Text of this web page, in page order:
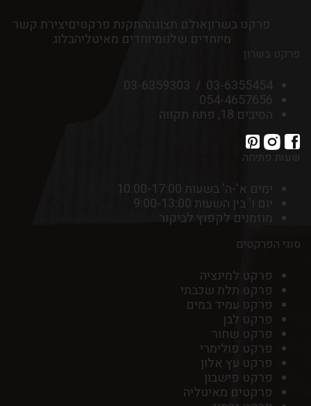
פרקט בשרוןאולם תצוגההתקנת פרקטיםיצירת קשר
מיוחדים שלנומיוחדים מאיטליהבלוג
פרקט בשרון
03-6355454
/
03-6359303
054-4657656
הסיבים 18, פתח תקווה
שעות פתיחה
ימים א'-ה' בשעות 10:00-17:00
יום ו' בין השעות 9:00-13:00
מוזמנים לקפוץ לביקור
סוגי הפרקטים
פרקט למינציה
פרקט תלת שכבתי
פרקט עמיד במים
פרקט לבן
פרקט שחור
פרקט פולימרי
פרקט עץ אלון
פרקט פישבון
פרקטים מאיטליה